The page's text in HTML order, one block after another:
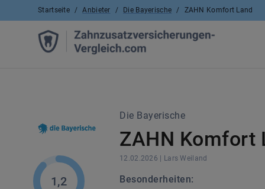
Startseite / Anbieter / Die Bayerische / ZAHN Komfort Land
1,2
Die Bayerische
ZAHN Komfort
12.02.2026 Lars Weiland
Besonderheiten: